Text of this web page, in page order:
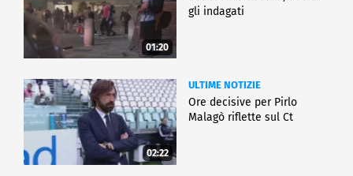
01:20
gli indagati
02:22
ULTIME NOTIZIE
Ore decisive per Pirlo
Malagò riflette sul Ct